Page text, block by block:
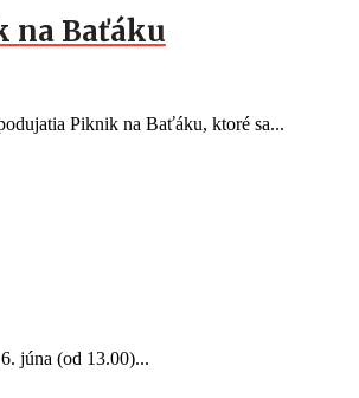
na Baťáku
Piknik na Baťáku, ktoré sa...
júna (od 13.00)...